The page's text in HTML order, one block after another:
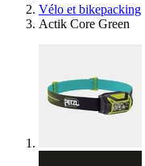
Vélo et bikepacking
Actik Core Green